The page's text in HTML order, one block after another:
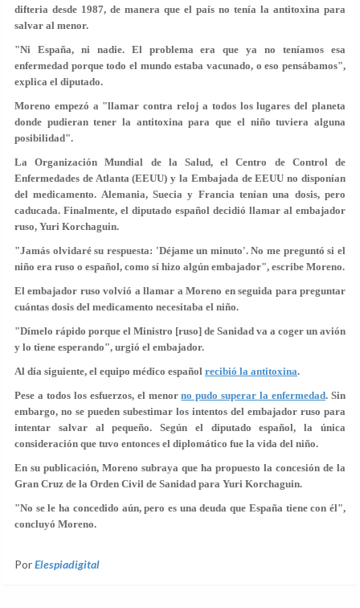
difteria desde 1987, de manera que el país no tenía la antitoxina para
salvar al menor.
"Ni España, ni nadie. El problema era que ya no teníamos esa
enfermedad porque todo el mundo estaba vacunado, o eso pensábamos",
explica el diputado.
Moreno empezó a "llamar contra reloj a todos los lugares del planeta
donde pudieran tener la antitoxina para que el niño tuviera alguna
posibilidad".
La Organización Mundial de la Salud, el Centro de Control de
Enfermedades de Atlanta (EEUU) y la Embajada de EEUU no disponían
del medicamento. Alemania, Suecia y Francia tenían una dosis, pero
caducada. Finalmente, el diputado español decidió llamar al embajador
ruso, Yuri Korchaguin.
"Jamás olvidaré su respuesta: 'Déjame un minuto'. No me preguntó si el
niño era ruso o español, como sí hizo algún embajador", escribe Moreno.
El embajador ruso volvió a llamar a Moreno en seguida para preguntar
cuántas dosis del medicamento necesitaba el niño.
"Dímelo rápido porque el Ministro [ruso] de Sanidad va a coger un avión
y lo tiene esperando", urgió el embajador.
Al día siguiente, el equipo médico español recibió la antitoxina.
Pese a todos los esfuerzos, el menorno pudo superar la enfermedad. Sin
embargo, no se pueden subestimar los intentos del embajador ruso para
intentar salvar al pequeño. Según el diputado español, la única
consideración que tuvo entonces el diplomático fue la vida del niño.
En su publicación, Moreno subraya que ha propuesto la concesión de la
Gran Cruz de la Orden Civil de Sanidad para Yuri Korchaguin.
"No se le ha concedido aún, pero es una deuda que España tiene con él",
concluyó Moreno.
PorElespiadigital